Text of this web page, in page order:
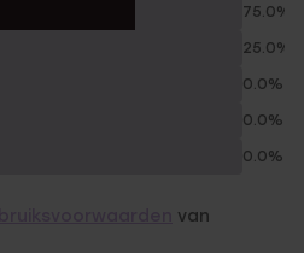
75.0%
25.0%
0.0%
0.0%
0.0%
van